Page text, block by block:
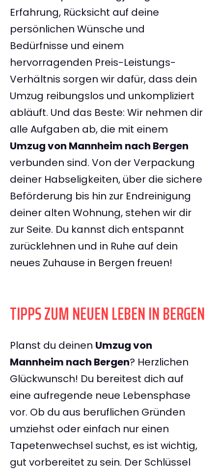
Erfahrung, Rücksicht auf deine
persönlichen Wünsche und
Bedürfnisse und einem
hervorragenden Preis-Leistungs-
Verhältnis sorgen wir dafür, dass dein
Umzug reibungslos und unkompliziert
abläuft. Und das Beste: Wir nehmen dir
alle Aufgaben ab, die mit einem
Umzug von Mannheim nach Bergen
verbunden sind. Von der Verpackung
deiner Habseligkeiten, über die sichere
Beförderung bis hin zur Endreinigung
deiner alten Wohnung, stehen wir dir
zur Seite. Du kannst dich entspannt
zurücklehnen und in Ruhe auf dein
neues Zuhause in Bergen freuen!
TIPPS ZUM NEUEN LEBEN IN BERGEN
Planst du deinen Umzug von
Mannheim nach Bergen? Herzlichen
Glückwunsch! Du bereitest dich auf
eine aufregende neue Lebensphase
vor. Ob du aus beruflichen Gründen
umziehst oder einfach nur einen
Tapetenwechsel suchst, es ist wichtig,
gut vorbereitet zu sein. Der Schlüssel